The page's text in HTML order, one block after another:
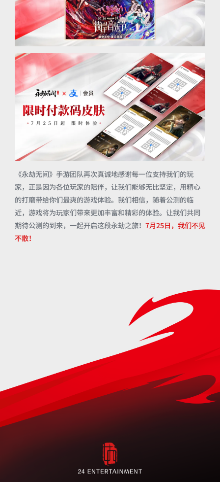
《永劫无间》手游团队再次真诚地感谢每一位支持我们的玩
家，正是因为各位玩家的陪伴，让我们能够无比坚定，用精心
的打磨带给你们最爽的游戏体验。我们相信，随着公测的临
近，游戏将为玩家们带来更加丰富和精彩的体验。让我们共同
期待公测的到来，一起开启这段永劫之旅！ 7月25日，我们不见
不散！